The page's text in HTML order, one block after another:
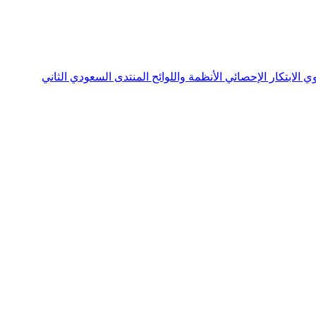
الابتكار الإحصائي الأنظمة واللوائح المنتدى السعودي الثاني